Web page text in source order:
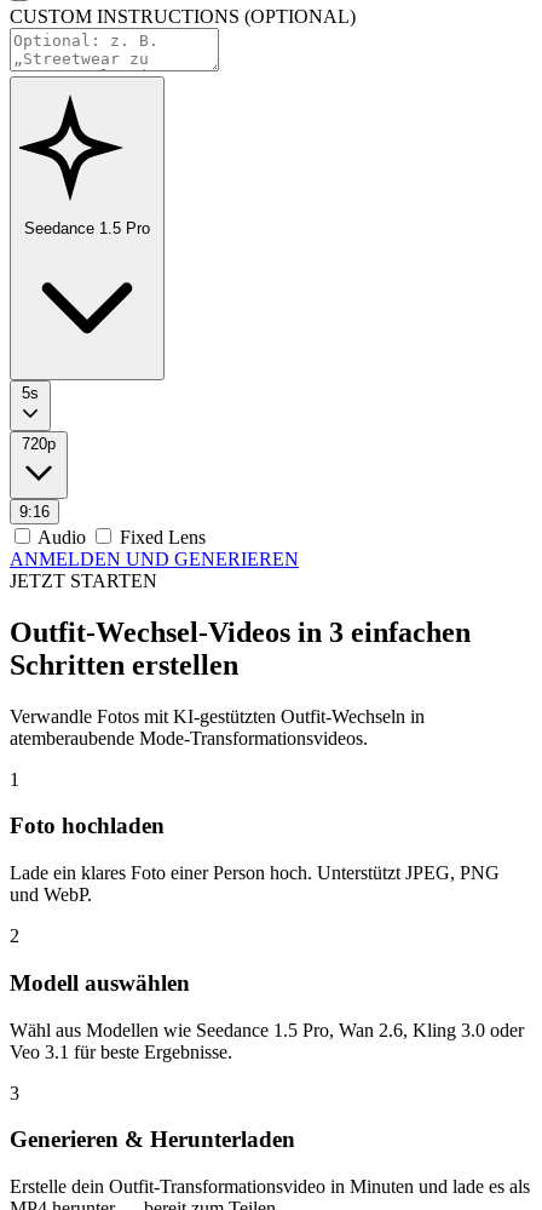
CUSTOM INSTRUCTIONS (OPTIONAL)
Seedance 1.5 Pro
5s
720p
9:16
Audio
Fixed Lens
ANMELDEN UND GENERIEREN
JETZT STARTEN
Outfit-Wechsel-Videos in 3 einfachen
Schritten erstellen
Verwandle Fotos mit KI-gestützten Outfit-Wechseln in
atemberaubende Mode-Transformationsvideos.
1
Foto hochladen
Lade ein klares Foto einer Person hoch. Unterstützt JPEG, PNG
und WebP.
2
Modell auswählen
Wähl aus Modellen wie Seedance 1.5 Pro, Wan 2.6, Kling 3.0 oder
Veo 3.1 für beste Ergebnisse.
3
Generieren & Herunterladen
Erstelle dein Outfit-Transformationsvideo in Minuten und lade es als